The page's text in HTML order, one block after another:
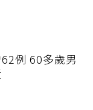
例 60多歲男